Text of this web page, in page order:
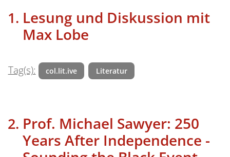
Lesung und Diskussion mit
Max Lobe
Tag(s): col.lit.ive Literatur
Prof. Michael Sawyer: 250
Years After Independence -